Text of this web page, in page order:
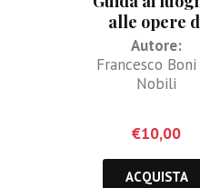
alle opere
Giovanni
de’ Sacchis
Pordenone
Autore:
Francesco
Nobili
€10,00
ACQUISTA